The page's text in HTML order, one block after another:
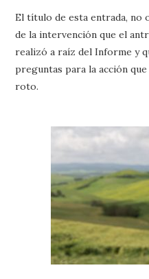
El título de esta entrada, no
de la intervención que el
realizó a raíz del Informe y
preguntas para la acción
roto.